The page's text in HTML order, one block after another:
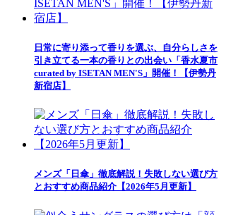
日常に寄り添って香りを選ぶ、自分らしさを
引き立てる一本の香りとの出会い「香水夏市
curated by ISETAN MEN'S」開催！【伊勢丹
新宿店】
メンズ「日傘」徹底解説！失敗しない選び方
とおすすめ商品紹介【2026年5月更新】